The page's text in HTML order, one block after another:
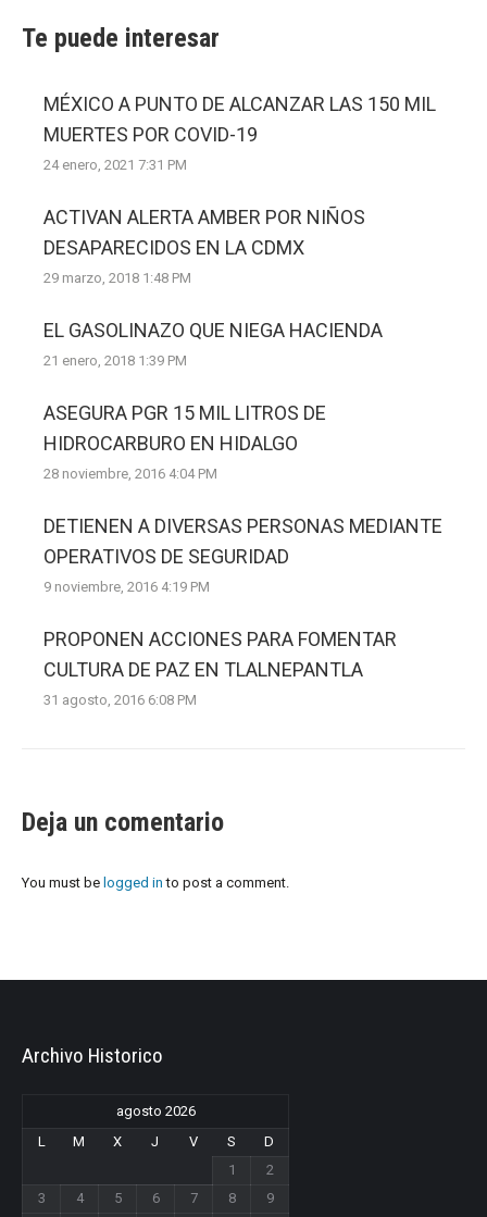
Te puede interesar
MÉXICO A PUNTO DE ALCANZAR LAS 150 MIL
MUERTES POR COVID-19
24 enero, 2021 7:31 PM
ACTIVAN ALERTA AMBER POR NIÑOS
DESAPARECIDOS EN LA CDMX
29 marzo, 2018 1:48 PM
EL GASOLINAZO QUE NIEGA HACIENDA
21 enero, 2018 1:39 PM
ASEGURA PGR 15 MIL LITROS DE
HIDROCARBURO EN HIDALGO
28 noviembre, 2016 4:04 PM
DETIENEN A DIVERSAS PERSONAS MEDIANTE
OPERATIVOS DE SEGURIDAD
9 noviembre, 2016 4:19 PM
PROPONEN ACCIONES PARA FOMENTAR
CULTURA DE PAZ EN TLALNEPANTLA
31 agosto, 2016 6:08 PM
Deja un comentario
You must be logged in to post a comment.
Archivo Historico
agosto 2026
L
M X J V S
D
1
2
3
4 5 6 7 8
9